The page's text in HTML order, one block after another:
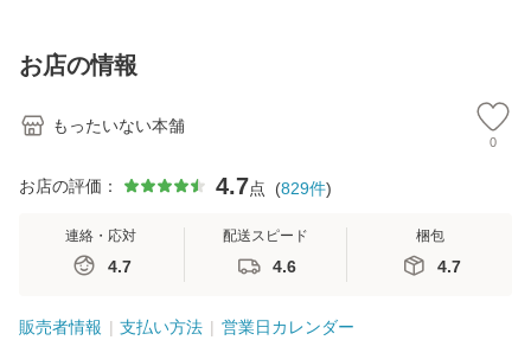
お店の情報
もったいない本舗
0
お店の評価： 4.7点 (829件)
連絡・応対
4.7
配送スピード
4.6
梱包
4.7
販売者情報 支払い方法 営業日カレンダー